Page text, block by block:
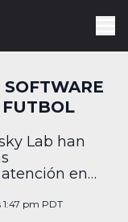
Lab han
en
los
1:47 pm PDT